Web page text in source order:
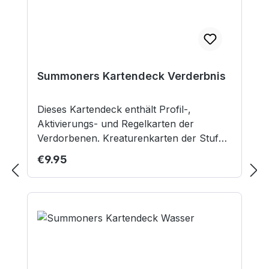
Summoners Kartendeck Verderbnis
Dieses Kartendeck enthält Profil-,
Aktivierungs- und Regelkarten der
Verdorbenen. Kreaturenkarten der Stufe 1
und 2 sind doppelt enthalten, wobei mit
einer Karte der Stufe 1 zwei
entsprechende Kreaturen abgedeckt
werden. Inhalt: 16 Profilkarten 4 Zauber-
und Regelkarten 10 Aktivierungskarten
Nicht geeignet für Kinder unter 12 Jahren.
Regular price:
€9.95